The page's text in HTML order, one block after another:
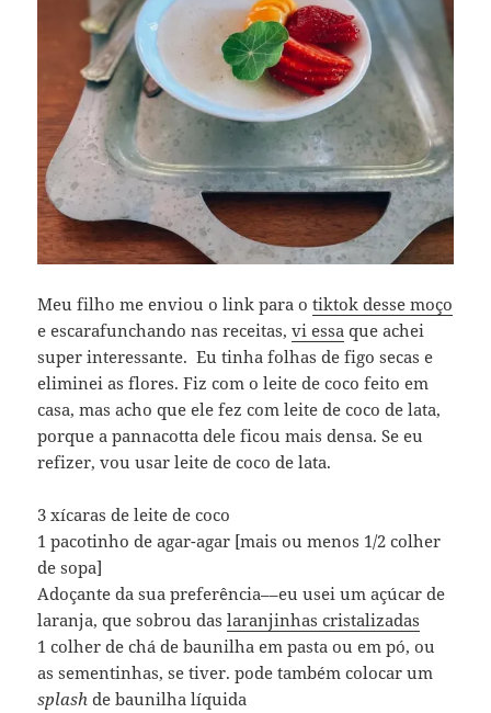
Meu filho me enviou o link para otiktok desse moço
e escarafunchando nas receitas,vi essa que achei
super interessante. Eu tinha folhas de figo secas e
eliminei as flores. Fiz com o leite de coco feito em
casa, mas acho que ele fez com leite de coco de lata,
porque a pannacotta dele ficou mais densa. Se eu
refizer, vou usar leite de coco de lata.
3 xícaras de leite de coco
1 pacotinho de agar-agar [mais ou menos 1/2 colher
de sopa]
Adoçante da sua preferência––eu usei um açúcar de
laranja, que sobrou daslaranjinhas cristalizadas
1 colher de chá de baunilha em pasta ou em pó, ou
as sementinhas, se tiver. pode também colocar um
splash de baunilha líquida